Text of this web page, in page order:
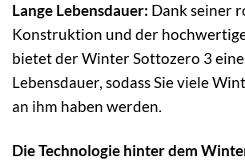
Lange Lebensdauer: Dank seiner
Konstruktion und der
bietet der Winter Sottozero 3
Lebensdauer, sodass Sie viele
an ihm haben werden.
Die Technologie hinter dem